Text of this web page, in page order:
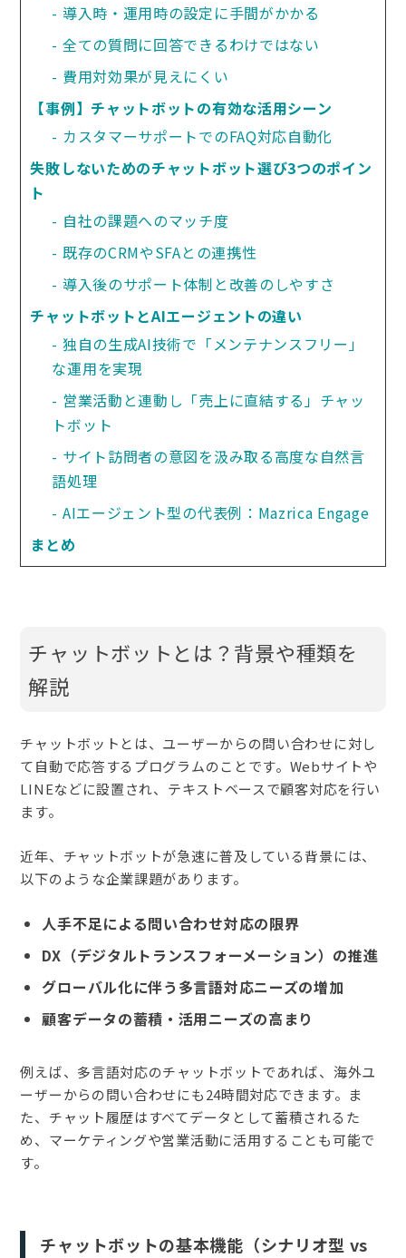
導入時・運用時の設定に手間がかかる
全ての質問に回答できるわけではない
費用対効果が見えにくい
【事例】チャットボットの有効な活用シーン
カスタマーサポートでのFAQ対応自動化
失敗しないためのチャットボット選び3つのポイン
ト
自社の課題へのマッチ度
既存のCRMやSFAとの連携性
導入後のサポート体制と改善のしやすさ
チャットボットとAIエージェントの違い
独自の生成AI技術で「メンテナンスフリー」
な運用を実現
営業活動と連動し「売上に直結する」チャッ
トボット
サイト訪問者の意図を汲み取る高度な自然言
語処理
AIエージェント型の代表例：Mazrica Engage
まとめ
チャットボットとは？背景や種類を
解説
チャットボットとは、ユーザーからの問い合わせに対し
て自動で応答するプログラムのことです。Webサイトや
LINEなどに設置され、テキストベースで顧客対応を行い
ます。
近年、チャットボットが急速に普及している背景には、
以下のような企業課題があります。
人手不足による問い合わせ対応の限界
DX（デジタルトランスフォーメーション）の推進
グローバル化に伴う多言語対応ニーズの増加
顧客データの蓄積・活用ニーズの高まり
例えば、多言語対応のチャットボットであれば、海外ユ
ーザーからの問い合わせにも24時間対応できます。ま
た、チャット履歴はすべてデータとして蓄積されるた
め、マーケティングや営業活動に活用することも可能で
す。
チャットボットの基本機能（シナリオ型 vs